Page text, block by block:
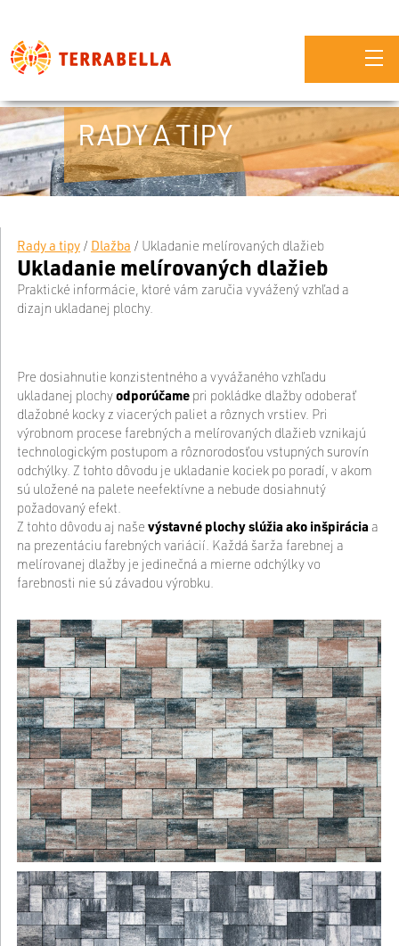
RADY A TIPY
Rady a tipy / Dlažba / Ukladanie melírovaných dlažieb
Ukladanie melírovaných dlažieb
Praktické informácie, ktoré vám zaručia vyvážený vzhľad a
dizajn ukladanej plochy.
Pre dosiahnutie konzistentného a vyvážaného vzhľadu
ukladanej plochyodporúčamepri pokládke dlažby odoberať
dlažobné kocky z viacerých paliet a rôznych vrstiev. Pri
výrobnom procese farebných a melírovaných dlažieb vznikajú
technologickým postupom a rôznorodosťou vstupných surovín
odchýlky. Z tohto dôvodu je ukladanie kociek po poradí, v akom
sú uložené na palete neefektívne a nebude dosiahnutý
požadovaný efekt.
Z tohto dôvodu aj naše výstavné plochy slúžia ako inšpirácia a
na prezentáciu farebných variácií. Každá šarža farebnej a
melírovanej dlažby je jedinečná a mierne odchýlky vo
farebnosti nie sú závadou výrobku.